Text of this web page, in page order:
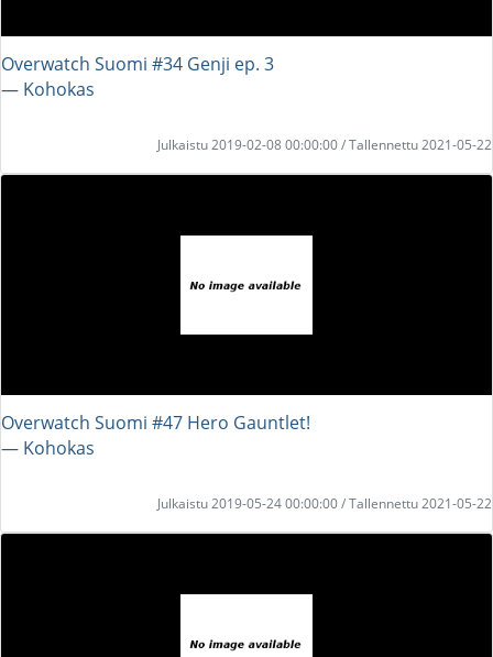
Overwatch Suomi #34 Genji ep. 3
― Kohokas
Julkaistu 2019-02-08 00:00:00 / Tallennettu 2021-05-22
Overwatch Suomi #47 Hero Gauntlet!
― Kohokas
Julkaistu 2019-05-24 00:00:00 / Tallennettu 2021-05-22